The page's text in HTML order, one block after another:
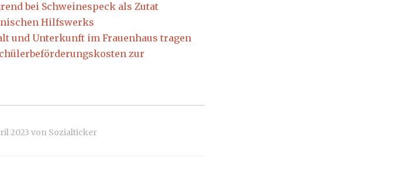
bei Schweinespeck als Zutat
Hilfswerks
und Unterkunft im Frauenhaus tragen
zur
2023 von Sozialticker